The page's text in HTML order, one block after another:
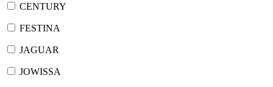
CENTURY
FESTINA
JAGUAR
JOWISSA